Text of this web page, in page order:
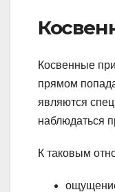
Косвенные
прямом
являются
наблюдаться
К таковым